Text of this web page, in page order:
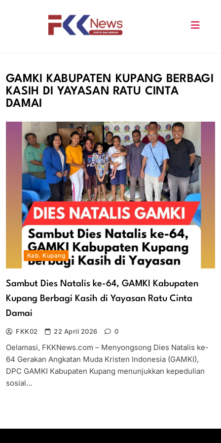
GAMKI KABUPATEN KUPANG BERBAGI
KASIH DI YAYASAN RATU CINTA
DAMAI
Kab. Kupang
Sambut Dies Natalis ke-64, GAMKI Kabupaten
Kupang Berbagi Kasih di Yayasan Ratu Cinta
Damai
FKK02 22 April 2026 0
Oelamasi, FKKNews.com – Menyongsong Dies Natalis ke-
64 Gerakan Angkatan Muda Kristen Indonesia (GAMKI),
DPC GAMKI Kabupaten Kupang menunjukkan kepedulian
sosial…